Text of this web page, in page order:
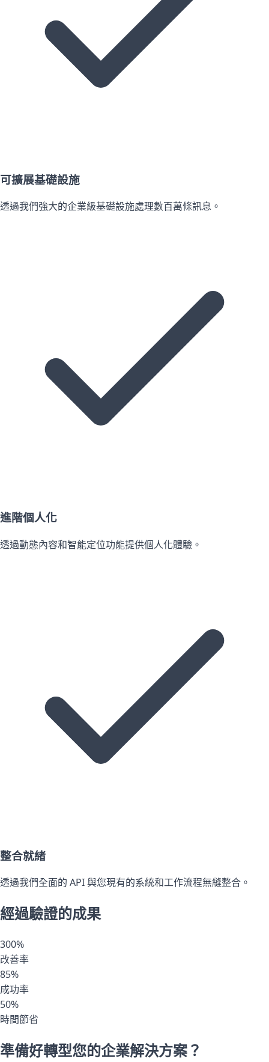
可擴展基礎設施
透過我們強大的企業級基礎設施處理數百萬條訊息。
進階個人化
透過動態內容和智能定位功能提供個人化體驗。
整合就緒
透過我們全面的 API 與您現有的系統和工作流程無縫整合。
經過驗證的成果
300%
改善率
85%
成功率
50%
時間節省
準備好轉型您的企業解決方案？